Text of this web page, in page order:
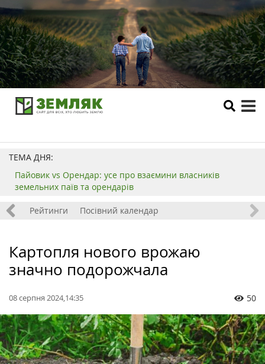
ТЕМА ДНЯ:
Пайовик vs Орендар: усе про взаємини власників
земельних паїв та орендарів
Рейтинги Посівний календар
Картопля нового врожаю
значно подорожчала
08 серпня 2024,14:35 50